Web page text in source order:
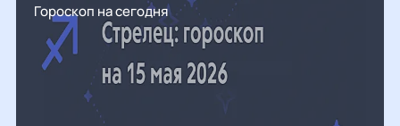
Гороскоп на сегодня